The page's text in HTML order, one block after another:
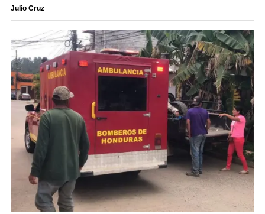
Julio Cruz